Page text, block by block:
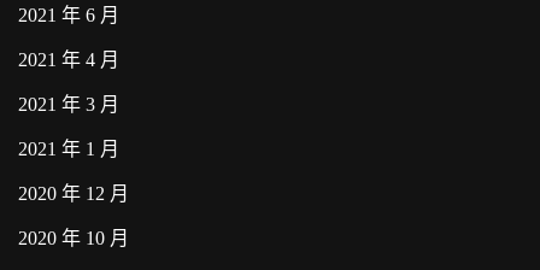
2021 年 6 月
2021 年 4 月
2021 年 3 月
2021 年 1 月
2020 年 12 月
2020 年 10 月